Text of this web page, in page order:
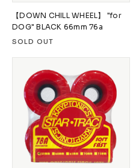
【DOWN CHILL WHEEL】 "for
DOG" BLACK 66mm 76a
SOLD OUT